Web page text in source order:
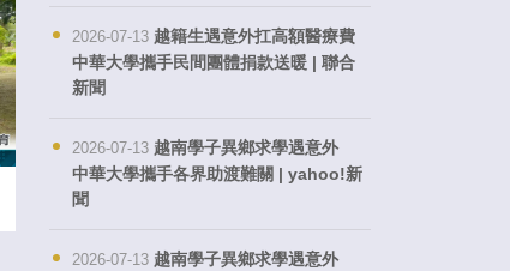
2026-07-13 越籍生遇意外扛高額醫療費
中華大學攜手民間團體捐款送暖 | 聯合
新聞
2026-07-13 越南學子異鄉求學遇意外
中華大學攜手各界助渡難關 | yahoo!新
聞
2026-07-13 越南學子異鄉求學遇意外